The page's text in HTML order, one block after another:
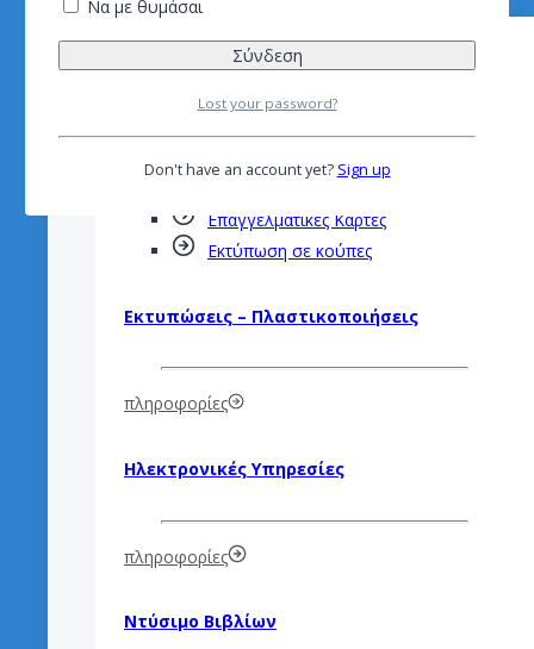
Είδη Διαφήμησης
Επαγγελματικές Κάρτες
Εκτύπωση σε κούπες
Εκτυπώσεις – Πλαστικοποιήσεις
πληροφορίες
Ηλεκτρονικές Υπηρεσίες
πληροφορίες
Ντύσιμο Βιβλίων
Να με θυμάσαι
Lost your password?
Don't have an account yet? Sign up